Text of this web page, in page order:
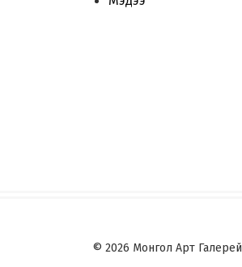
© 2026 Монгол Арт Галерей